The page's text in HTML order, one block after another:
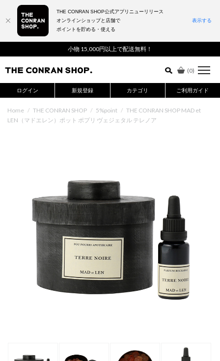
小物 15,000円以上で配送無料！
(0)
ログイン 新規登録 カテゴリ ご利用ガイド
詳細検索はこちら
Home / THE CONRAN SHOP / 5%point / THE CONRAN SHOP MAD et
LEN（マドエレン）ポット ポプリ ヴェジェタル テレノア
THE CONRAN SHOP公式アプリニューリリース
オンラインショップと店舗で
ポイントを貯める・使える
表示する